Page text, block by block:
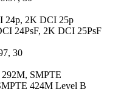
24p, 2K DCI 25p
24PsF, 2K DCI 25PsF
30
SMPTE
424M Level B